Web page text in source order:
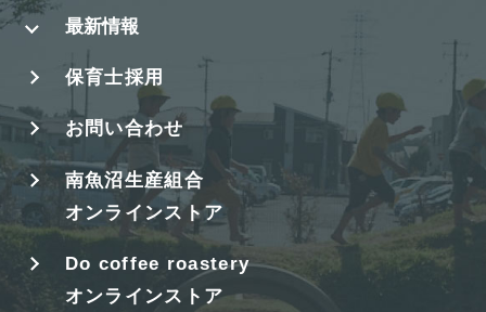
最新情報
保育士採用
お問い合わせ
南魚沼生産組合
オンラインストア
Do coffee roastery
オンラインストア